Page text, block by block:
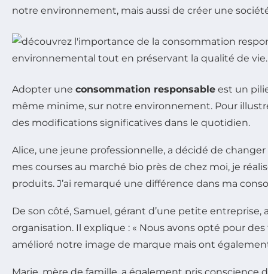
notre environnement, mais aussi de créer une
Adopter une consommation responsable est un
même minime, sur notre environnement. Pour
des modifications significatives dans le quotidien.
Alice, une jeune professionnelle, a décidé de
mes courses au marché bio près de chez moi, je
produits. J’ai remarqué une différence dans ma
De son côté, Samuel, gérant d’une petite
organisation. Il explique : « Nous avons opté pour
amélioré notre image de marque mais ont